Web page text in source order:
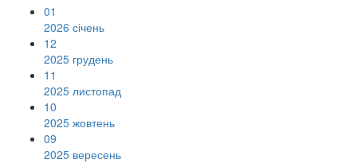
01
2026 січень
12
2025 грудень
11
2025 листопад
10
2025 жовтень
09
2025 вересень